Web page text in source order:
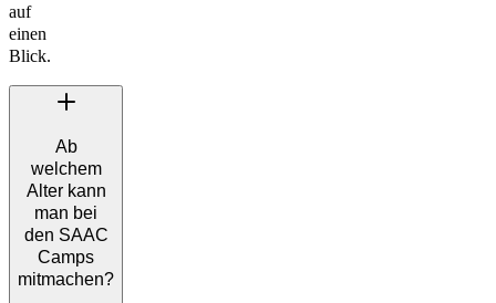
auf
einen
Blick.
Ab
welchem
Alter kann
man bei
den SAAC
Camps
mitmachen?